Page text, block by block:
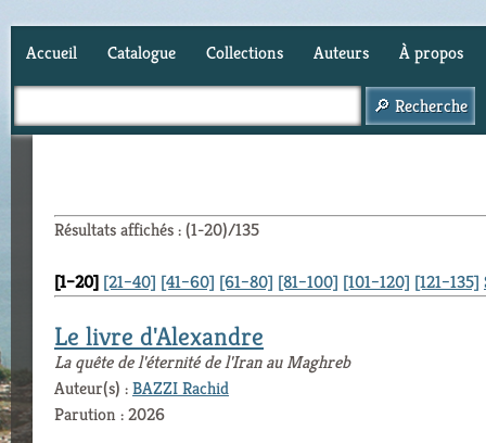
Accueil Catalogue Collections Auteurs À propos
Résultats affichés : (1-20)/135
[1–20] [21–40] [41–60] [61–80] [81–100] [101–120] [121–135]
Le livre d'Alexandre
La quête de l'éternité de l'Iran au Maghreb
Auteur(s) :BAZZI Rachid
Parution : 2026